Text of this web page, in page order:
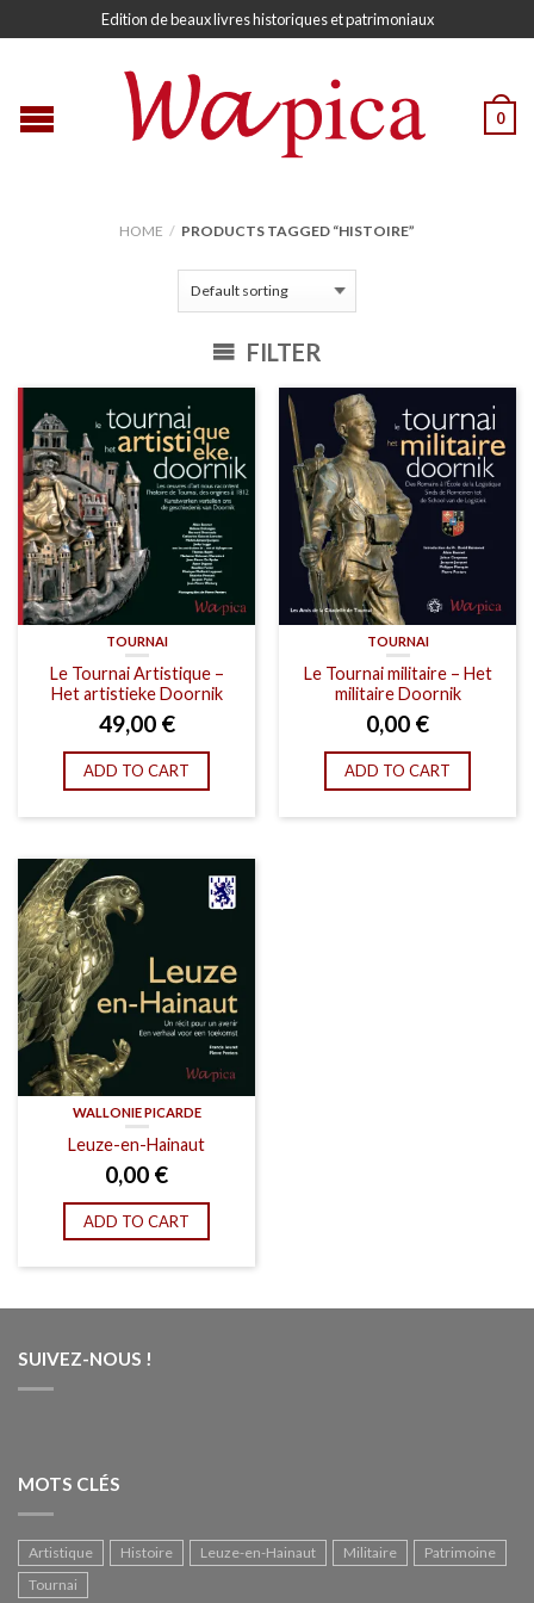
Edition de beaux livres historiques et patrimoniaux
0
HOME / PRODUCTS TAGGED “HISTOIRE”
FILTER
TOURNAI
Le Tournai Artistique –
Het artistieke Doornik
49,00 €
ADD TO CART
TOURNAI
Le Tournai militaire – Het
militaire Doornik
0,00 €
ADD TO CART
WALLONIE PICARDE
Leuze-en-Hainaut
0,00 €
ADD TO CART
SUIVEZ-NOUS !
MOTS CLÉS
Artistique Histoire Leuze-en-Hainaut Militaire
Patrimoine
Tournai